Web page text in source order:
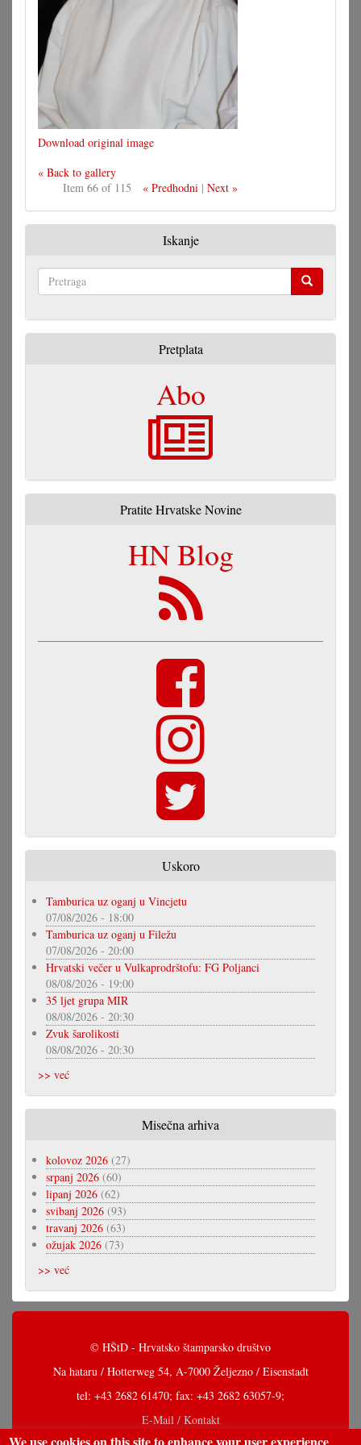
Download original image
« Back to gallery
Item 66 of 115
« Predhodni | Next »
Iskanje
Pretplata
Abo
Pratite Hrvatske Novine
HN Blog
Uskoro
Tamburica uz oganj u Vincjetu
07/08/2026 - 18:00
Tamburica uz oganj u Filežu
07/08/2026 - 20:00
Hrvatski večer u Vulkaprodrštofu: FG Poljanci
08/08/2026 - 19:00
35 ljet grupa MIR
08/08/2026 - 20:30
Zvuk šarolikosti
08/08/2026 - 20:30
>> već
Misečna arhiva
kolovoz 2026 (27)
srpanj 2026 (60)
lipanj 2026 (62)
svibanj 2026 (93)
travanj 2026 (63)
ožujak 2026 (73)
>> već
© HŠtD - Hrvatsko štamparsko društvo
Na hataru / Hotterweg 54, A-7000 Željezno / Eisenstadt
tel: +43 2682 61470; fax: +43 2682 63057-9;
E-Mail / Kontakt